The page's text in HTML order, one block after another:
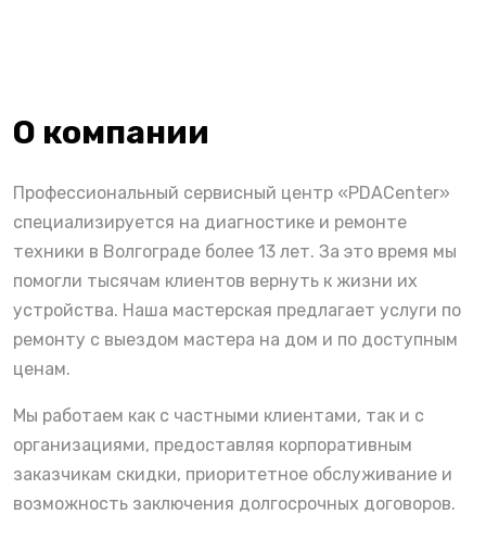
О компании
Профессиональный сервисный центр «PDACenter»
специализируется на диагностике и ремонте
техники в Волгограде более 13 лет. За это время мы
помогли тысячам клиентов вернуть к жизни их
устройства. Наша мастерская предлагает услуги по
ремонту с выездом мастера на дом и по доступным
ценам.
Мы работаем как с частными клиентами, так и с
организациями, предоставляя корпоративным
заказчикам скидки, приоритетное обслуживание и
возможность заключения долгосрочных договоров.